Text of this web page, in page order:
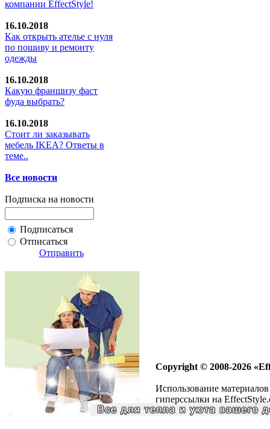
компании EffectStyle!
16.10.2018
Как открыть ателье с нуля
по пошиву и ремонту
одежды
16.10.2018
Какую франшизу фаст
фуда выбрать?
16.10.2018
Стoит ли заказывать
мебель IKEA? Ответы в
теме..
Все новости
Подписка на новости
Подписаться
Отписаться
Отправить
Copyright © 2008-2026
Использование
гиперссылки на